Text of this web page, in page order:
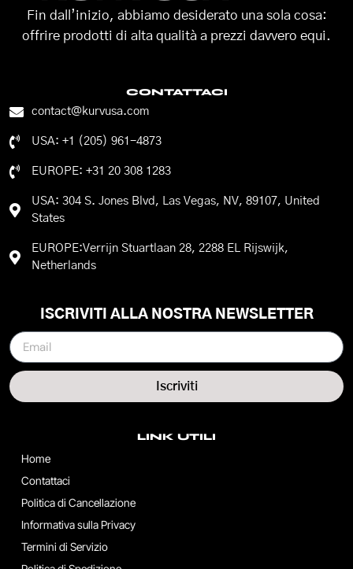
Fin dall’inizio, abbiamo desiderato una sola cosa:
offrire prodotti di alta qualità a prezzi davvero equi.
CONTATTACI
contact@kurvusa.com
USA: +1 (205) 961-4873
EUROPE: +31 20 308 1283
USA: 304 S. Jones Blvd, Las Vegas, NV, 89107, United
States
EUROPE:Verrijn Stuartlaan 28, 2288 EL Rijswijk,
Netherlands
LINK UTILI
Home
Contattaci
Politica di Cancellazione
Informativa sulla Privacy
Termini di Servizio
ISCRIVITI ALLA NOSTRA NEWSLETTER
Iscriviti